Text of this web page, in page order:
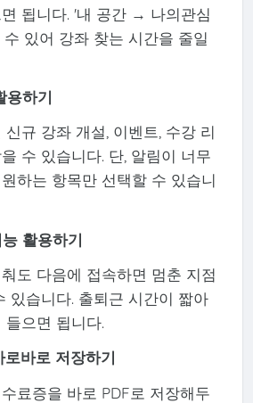
됩니다. '내 공간 → 나의관심
있어 강좌 찾는 시간을 줄일
용하기
규 강좌 개설, 이벤트, 수강 리
수 있습니다. 단, 알림이 너무
하는 항목만 선택할 수 있습니
활용하기
도 다음에 접속하면 멈춘 지점
있습니다. 출퇴근 시간이 짧아
들으면 됩니다.
바로 저장하기
료증을 바로 PDF로 저장해두